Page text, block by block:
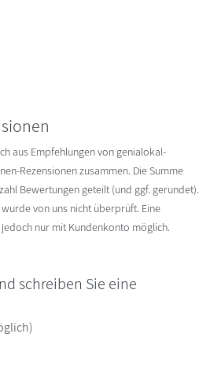
aus Empfehlungen von genialokal-
Rezensionen zusammen. Die Summe
Bewertungen geteilt (und ggf. gerundet).
von uns nicht überprüft. Eine
nur mit Kundenkonto möglich.
schreiben Sie eine